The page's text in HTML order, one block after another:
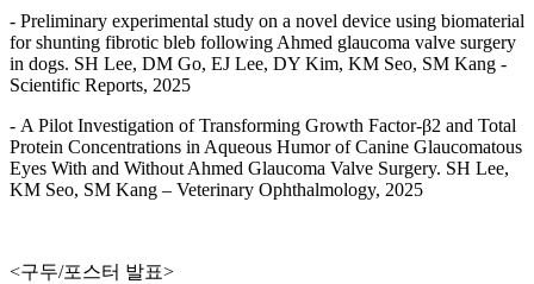
- Preliminary experimental study on a novel device using biomaterial
for shunting fibrotic bleb following Ahmed glaucoma valve surgery
in dogs. SH Lee, DM Go, EJ Lee, DY Kim, KM Seo, SM Kang -
Scientific Reports, 2025
- A Pilot Investigation of Transforming Growth Factor‐β2 and Total
Protein Concentrations in Aqueous Humor of Canine Glaucomatous
Eyes With and Without Ahmed Glaucoma Valve Surgery. SH Lee,
KM Seo, SM Kang – Veterinary Ophthalmology, 2025
<구두/포스터 발표>